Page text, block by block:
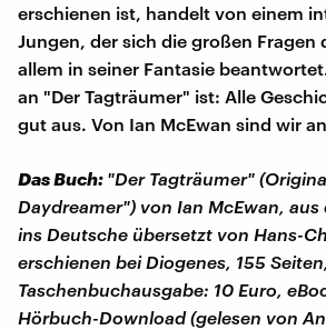
erschienen ist, handelt von einem
Jungen, der sich die großen Fragen
allem in seiner Fantasie
an "Der Tagträumer" ist: Alle
gut aus. Von Ian McEwan sind wir
Das Buch: "Der Tagträumer"
Daydreamer") von Ian McEwan, aus
ins Deutsche übersetzt von Hans-
erschienen bei Diogenes, 155 Seiten,
Taschenbuchausgabe: 10 Euro,
Hörbuch-Download (gelesen von